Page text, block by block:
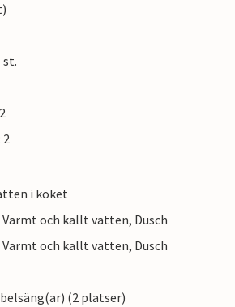
st.
2
i köket
Varmt och kallt vatten, Dusch
Varmt och kallt vatten, Dusch
(2 platser)